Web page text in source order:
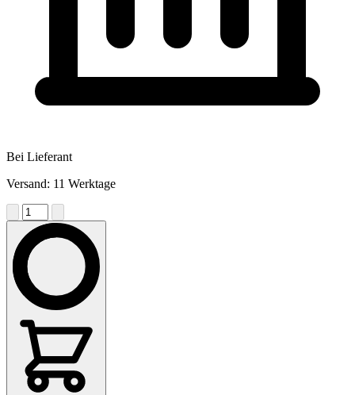
Bei Lieferant
Versand: 11 Werktage